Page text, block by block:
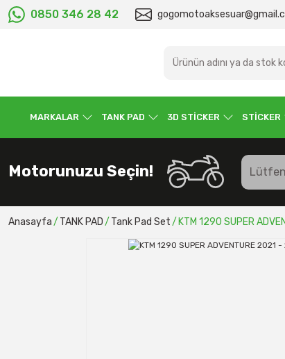
0850 346 28 42
MARKALAR TANK PAD 3D STİCKER STİCKER
Motorunuzu Seçin!
Anasayfa TANK PAD Tank Pad Set KTM 1290 SUPER